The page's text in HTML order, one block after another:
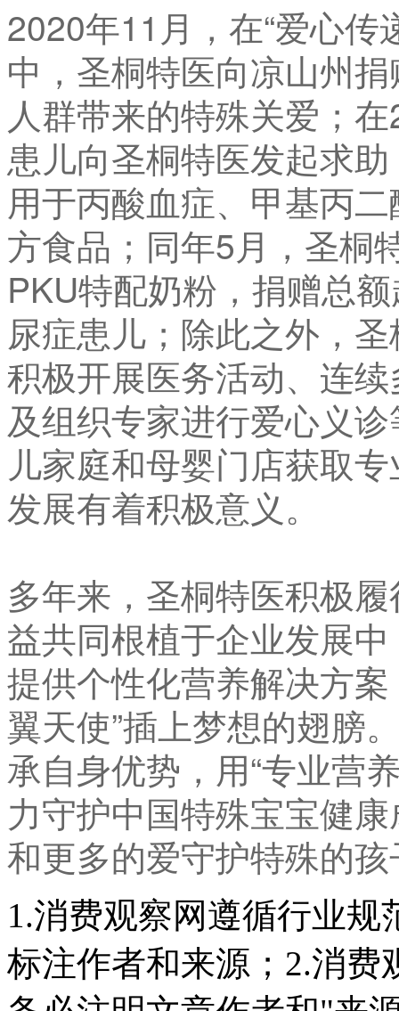
2020年11月，在“爱心传
中，圣桐特医向凉山州
人群带来的特殊关爱；
患儿向圣桐特医发起求
用于丙酸血症、甲基丙
方食品；同年5月，圣桐
PKU特配奶粉，捐赠总
尿症患儿；除此之外，
积极开展医务活动、连
及组织专家进行爱心义
儿家庭和母婴门店获取
发展有着积极意义。
多年来，圣桐特医积极
益共同根植于企业发展
提供个性化营养解决方
翼天使”插上梦想的翅膀
承自身优势，用“专业营
力守护中国特殊宝宝健
和更多的爱守护特殊的
1.消费观察网遵循行业
标注作者和来源；2.消费